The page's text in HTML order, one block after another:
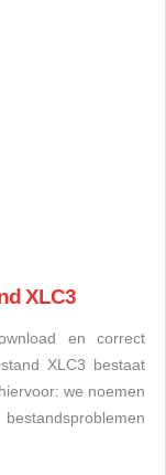
XLC3
en correct
XLC3 bestaat
we noemen